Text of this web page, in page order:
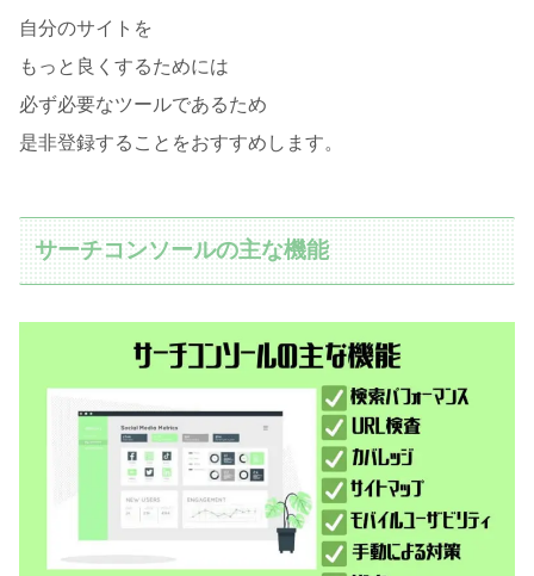
自分のサイトを
もっと良くするためには
必ず必要なツールであるため
是非登録することをおすすめします。
サーチコンソールの主な機能